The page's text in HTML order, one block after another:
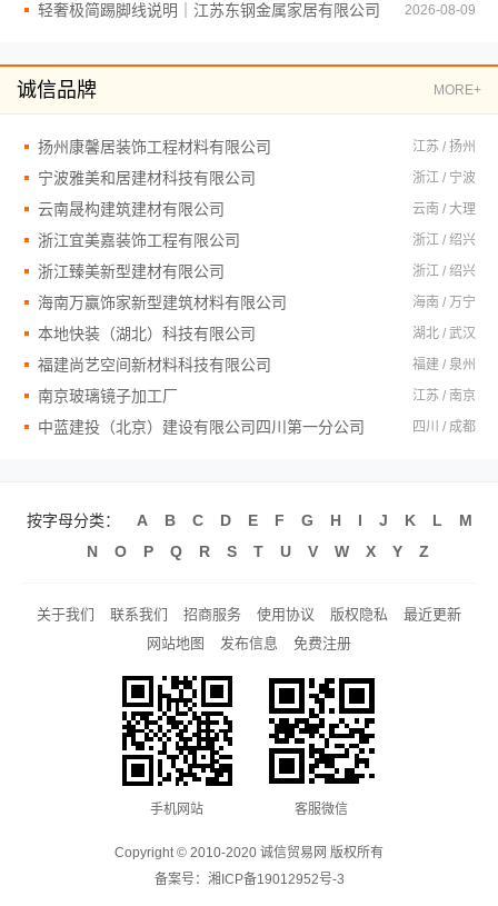
轻奢极简踢脚线说明｜江苏东钢金属家居有限公司 2026-08-09
诚信品牌 MORE+
扬州康馨居装饰工程材料有限公司 江苏 / 扬州
宁波雅美和居建材科技有限公司 浙江 / 宁波
云南晟构建筑建材有限公司 云南 / 大理
浙江宜美嘉装饰工程有限公司 浙江 / 绍兴
浙江臻美新型建材有限公司 浙江 / 绍兴
海南万赢饰家新型建筑材料有限公司 海南 / 万宁
本地快装（湖北）科技有限公司 湖北 / 武汉
福建尚艺空间新材料科技有限公司 福建 / 泉州
南京玻璃镜子加工厂 江苏 / 南京
中蓝建投（北京）建设有限公司四川第一分公司 四川 / 成都
按字母分类： A B C D E F G H I J K L
M
N
O P Q R S T U V W X Y Z
关于我们 联系我们 招商服务 使用协议 版权隐私
最近更新
网站地图
发布信息 免费注册
手机网站 客服微信
Copyright © 2010-2020 诚信贸易网 版权所有
备案号： 湘ICP备19012952号-3